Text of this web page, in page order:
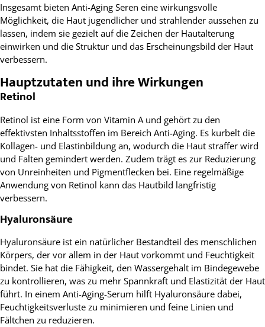
Insgesamt bieten Anti-Aging Seren eine wirkungsvolle
Möglichkeit, die Haut jugendlicher und strahlender aussehen zu
lassen, indem sie gezielt auf die Zeichen der Hautalterung
einwirken und die Struktur und das Erscheinungsbild der Haut
verbessern.
Hauptzutaten und ihre Wirkungen
Retinol
Retinol ist eine Form von Vitamin A und gehört zu den
effektivsten Inhaltsstoffen im Bereich Anti-Aging. Es kurbelt die
Kollagen- und Elastinbildung an, wodurch die Haut straffer wird
und Falten gemindert werden. Zudem trägt es zur Reduzierung
von Unreinheiten und Pigmentflecken bei. Eine regelmäßige
Anwendung von Retinol kann das Hautbild langfristig
verbessern.
Hyaluronsäure
Hyaluronsäure ist ein natürlicher Bestandteil des menschlichen
Körpers, der vor allem in der Haut vorkommt und Feuchtigkeit
bindet. Sie hat die Fähigkeit, den Wassergehalt im Bindegewebe
zu kontrollieren, was zu mehr Spannkraft und Elastizität der Haut
führt. In einem Anti-Aging-Serum hilft Hyaluronsäure dabei,
Feuchtigkeitsverluste zu minimieren und feine Linien und
Fältchen zu reduzieren.